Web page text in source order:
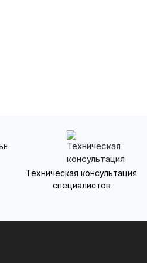
насосом для отвода
коммерческого,
Техническая консультация
специалистов